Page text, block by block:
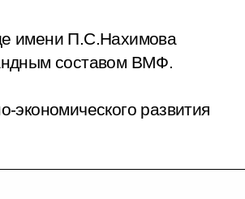
имени П.С.Нахимова
составом ВМФ.
экономического развития